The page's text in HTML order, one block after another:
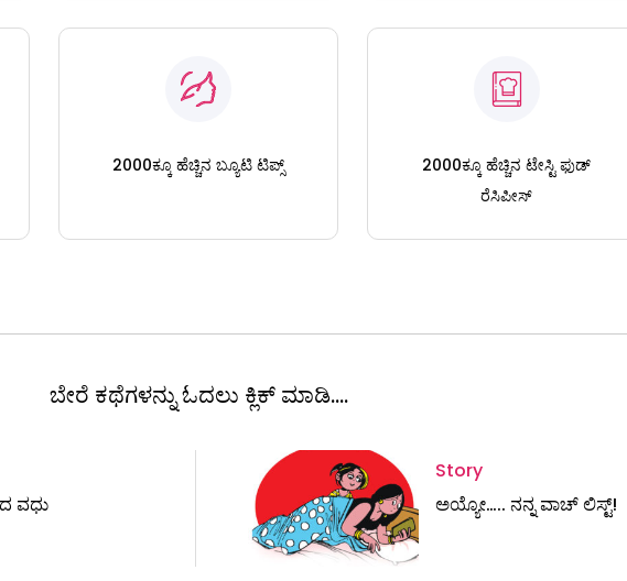
2000ಕ್ಕೂ ಹೆಚ್ಚಿನ ಬ್ಯೂಟಿ ಟಿಪ್ಸ್
2000ಕ್ಕೂ ಹೆಚ್ಚಿನ ಟೇಸ್ಟಿ ಫುಡ್
ರೆಸಿಪೀಸ್
ಬೇರೆ ಕಥೆಗಳನ್ನು ಓದಲು ಕ್ಲಿಕ್ ಮಾಡಿ....
ವಧು
Story
ಅಯ್ಯೋ….. ನನ್ನ ವಾಚ್‌ ಲಿಸ್ಟ್!